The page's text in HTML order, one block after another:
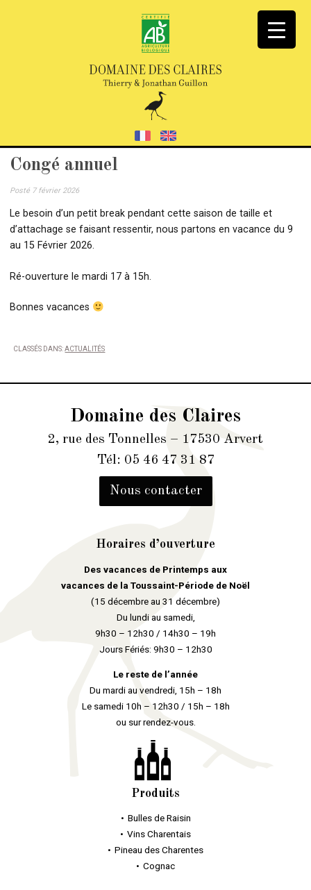
Congé annuel
Posté 7 février 2026
Le besoin d’un petit break pendant cette saison de taille et
d’attachage se faisant ressentir, nous partons en vacance du 9
au 15 Février 2026.
Ré-ouverture le mardi 17 à 15h.
Bonnes vacances
CLASSÉS DANS:ACTUALITÉS
Domaine des Claires
2, rue des Tonnelles – 17530 Arvert
Tél: 05 46 47 31 87
Nous contacter
Horaires d’ouverture
Des vacances de Printemps aux
vacances de la Toussaint-Période de Noël
(15 décembre au 31 décembre)
Du lundi au samedi,
9h30 – 12h30 / 14h30 – 19h
Jours Fériés: 9h30 – 12h30
Le reste de l’année
Du mardi au vendredi, 15h – 18h
Le samedi 10h – 12h30 / 15h – 18h
ou sur rendez-vous.
Produits
Bullesde Raisin
Vins Charentais
Pineau des Charentes
Cognac